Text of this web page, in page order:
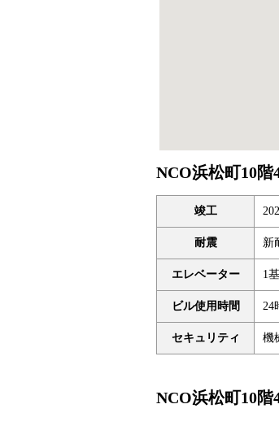
NCO浜松町10階
竣工
耐震 新
エレベーター 1基
ビル使用時間 24
セキュリティ 機
NCO浜松町10階